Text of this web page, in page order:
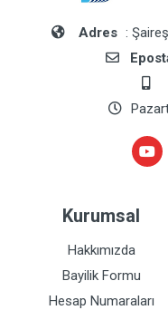
Adres :
Kurumsal
Hakkımızda
Bayilik Formu
Hesap Numaraları